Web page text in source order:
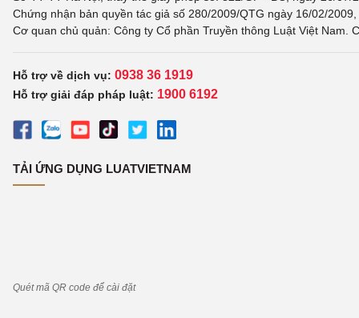
Chứng nhận bản quyền tác giả số 280/2009/QTG ngày 16/02/
Cơ quan chủ quản: Công ty Cổ phần Truyền thông Luật Việt Nam.
Hỗ trợ về dịch vụ: 0938 36 1919
Hỗ trợ giải đáp pháp luật: 1900 6192
TẢI ỨNG DỤNG LUATVIETNAM
Quét mã QR code để cài đặt